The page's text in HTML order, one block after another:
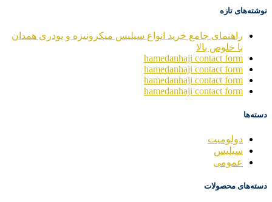
نوشته‌های تازه
راهنمای جامع خرید انواع سیلیس میکرونیزه و پودری همدان
با خلوص بالا
hamedanhaji contact form
hamedanhaji contact form
hamedanhaji contact form
hamedanhaji contact form
دسته‌ها
دولومیت
سیلیس
عمومی
دسته‌های محصولات